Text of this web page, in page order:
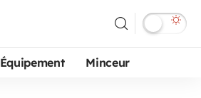
Équipement Minceur